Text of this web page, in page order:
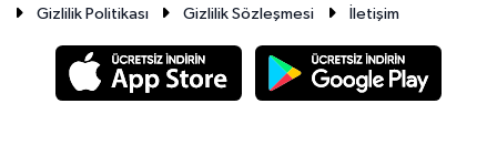
Gizlilik Politikası
Gizlilik Sözleşmesi İletişim